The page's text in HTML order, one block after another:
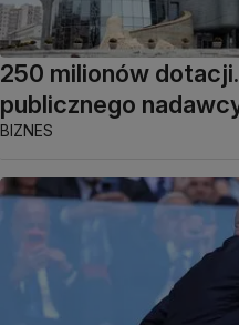
250 milionów
publicznego
BIZNES